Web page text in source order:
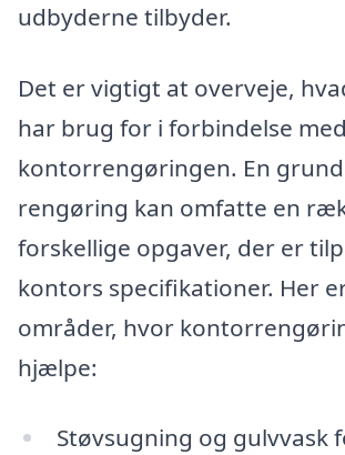
udbyderne tilbyder.
Det er vigtigt at overveje,
har brug for i forbindelse med
kontorrengøringen. En
rengøring kan omfatte en
forskellige opgaver, der er
kontors specifikationer. Her
områder, hvor
hjælpe:
Støvsugning og gulvvask